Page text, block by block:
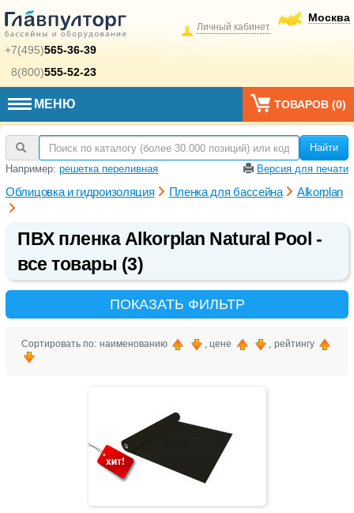
+7(495)565-36-39
8(800)555-52-23
Москва
Личный кабинет
МЕНЮ ТОВАРОВ (0)
Найти
Например: решетка переливная Версия для печати
Облицовка и гидроизоляция Пленка для бассейна Alkorplan
ПВХ пленка Alkorplan Natural Pool -
все товары (3)
ПОКАЗАТЬ ФИЛЬТР
Сортировать по: наименованию , цене , рейтингу